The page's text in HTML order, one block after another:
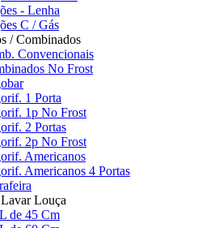
- Lenha
C / Gás
/ Combinados
Convencionais
No Frost
1 Porta
1p No Frost
2 Portas
2p No Frost
Americanos
Americanos 4 Portas
Louça
de 45 Cm